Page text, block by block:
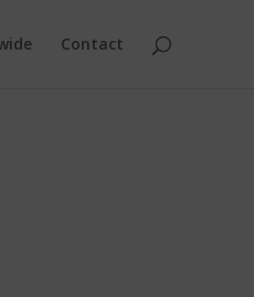
Contact